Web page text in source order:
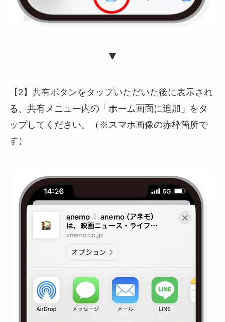
▼
【2】共有ボタンをタップいただいた後に表示され
る、共有メニュー内の「ホーム画面に追加」をタ
ップしてください。（※スマホ画像の赤枠箇所で
す）